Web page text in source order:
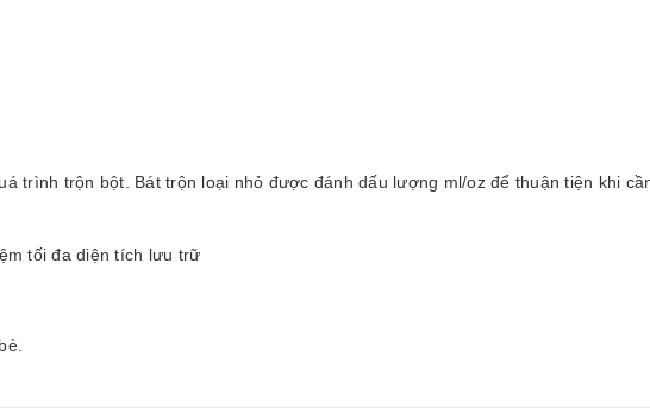
trình trộn bột. Bát trộn loại nhỏ được đánh dấu lượng ml/oz để thuận tiện khi
tối đa diện tích lưu trữ